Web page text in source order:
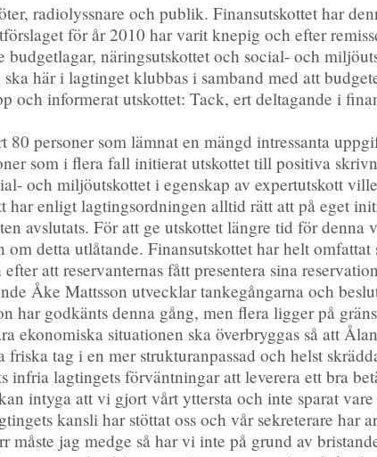
radiolyssnare och publik. Finansutskottet har
för år 2010 har varit knepig och efter
näringsutskottet och social- och
här i lagtinget klubbas i samband med att
och informerat utskottet: Tack, ert deltagande i
80 personer som lämnat en mängd intressanta
som i flera fall initierat utskottet till positiva
och miljöutskottet i egenskap av expertutskott
har enligt lagtingsordningen alltid rätt att på eget
avslutats. För att ge utskottet längre tid för
detta utlåtande. Finansutskottet har helt
att reservanternas fått presentera sina
Åke Mattsson utvecklar tankegångarna och
har godkänts denna gång, men flera ligger på
ekonomiska situationen ska överbryggas så att
friska tag i en mer strukturanpassad och helst
infria lagtingets förväntningar att leverera ett bra
intyga att vi gjort vårt yttersta och inte sparat
kansli har stöttat oss och vår sekreterare har
måste jag medge så har vi inte på grund av